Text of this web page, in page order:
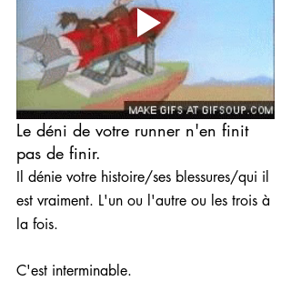
Le déni de votre runner n'en finit
pas de finir.
Il dénie votre histoire/ses blessures/qui il
est vraiment. L'un ou l'autre ou les trois à
la fois.
C'est interminable.